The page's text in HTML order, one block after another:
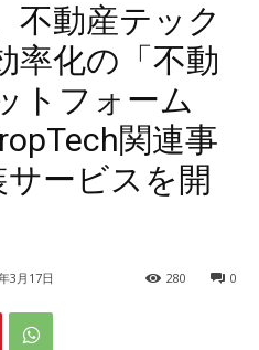
不動産テック
率化の「不動
トフォーム
関連事
ービスを開
3月17日 0
280